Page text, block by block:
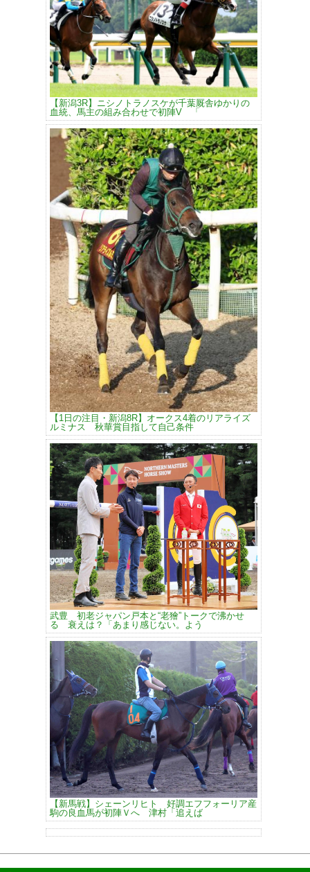
【新潟3R】ニシノトラノスケが千葉厩舎ゆかりの
血統、馬主の組み合わせで初陣V 「
【1日の注目・新潟8R】オークス4着のリアライズ
ルミナス 秋華賞目指して自己条件
武豊 初老ジャパン戸本と“老獪”トークで沸かせ
る 衰えは？「あまり感じない。よう
【新馬戦】シェーンリヒト 好調エフフォーリア産
駒の良血馬が初陣Ｖへ 津村「追えば